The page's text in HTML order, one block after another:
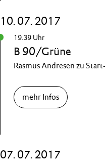
10. 07. 2017
19.39 Uhr
B 90/Grüne
Rasmus Andresen zu
mehr Infos
07. 07. 2017